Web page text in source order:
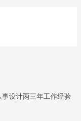
设计两三年工作经验